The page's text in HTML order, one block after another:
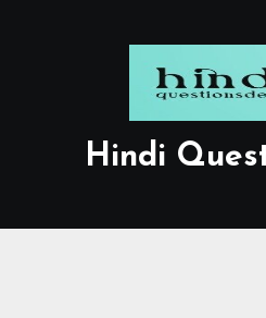
Hindi